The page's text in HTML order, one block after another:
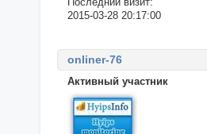
2015-03-28 20:17:00
onliner-76
Активный участник